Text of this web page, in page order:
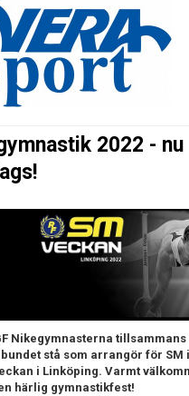
2022 - nu
Nikegymnasterna tillsammans
stå som arrangör för SM
i Linköping. Varmt
härlig gymnastikfest!